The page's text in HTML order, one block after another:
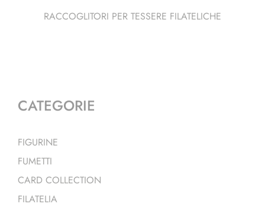
RACCOGLITORI PER TESSERE FILATELICHE
CATEGORIE
FIGURINE
FUMETTI
CARD COLLECTION
FILATELIA